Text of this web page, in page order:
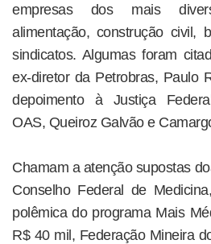
empresas dos mais
alimentação, construção civil,
sindicatos. Algumas foram
ex-diretor da Petrobras, Paulo
depoimento à Justiça
OAS, Queiroz Galvão e
Chamam a atenção supostas
Conselho Federal de
polêmica do programa Mais
R$ 40 mil, Federação Mineira